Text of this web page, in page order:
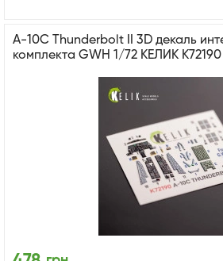
A-10C Thunderbolt II 3D декаль
комплекта GWH 1/72 КЕЛИК K72190